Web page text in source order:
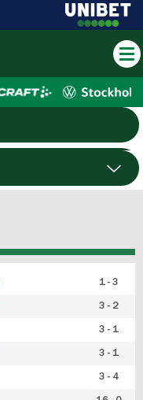
1 - 3
3 - 2
3 - 1
3 - 1
3 - 4